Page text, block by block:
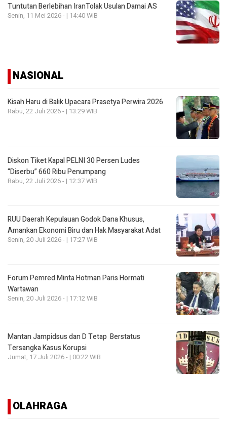
Tuntutan Berlebihan IranTolak Usulan Damai AS
Senin, 11 Mei 2026 - | 14:40 WIB
NASIONAL
Kisah Haru di Balik Upacara Prasetya Perwira 2026
Rabu, 22 Juli 2026 - | 13:29 WIB
Diskon Tiket Kapal PELNI 30 Persen Ludes
“Diserbu” 660 Ribu Penumpang
Rabu, 22 Juli 2026 - | 12:37 WIB
RUU Daerah Kepulauan Godok Dana Khusus,
Amankan Ekonomi Biru dan Hak Masyarakat Adat
Senin, 20 Juli 2026 - | 17:27 WIB
Forum Pemred Minta Hotman Paris Hormati
Wartawan
Senin, 20 Juli 2026 - | 17:12 WIB
Mantan Jampidsus dan D Tetap Berstatus
Tersangka Kasus Korupsi
Jumat, 17 Juli 2026 - | 00:22 WIB
OLAHRAGA